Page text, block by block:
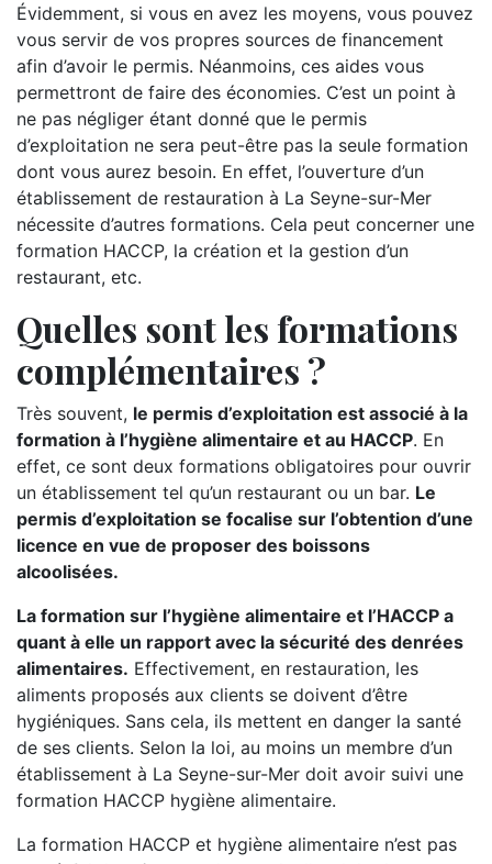
Évidemment, si vous en avez les moyens, vous pouvez
vous servir de vos propres sources de financement
afin d’avoir le permis. Néanmoins, ces aides vous
permettront de faire des économies. C’est un point à
ne pas négliger étant donné que le permis
d’exploitation ne sera peut-être pas la seule formation
dont vous aurez besoin. En effet, l’ouverture d’un
établissement de restauration à La Seyne-sur-Mer
nécessite d’autres formations. Cela peut concerner une
formation HACCP, la création et la gestion d’un
restaurant, etc.
Quelles sont les formations
complémentaires ?
Très souvent, le permis d’exploitation est associé à la
formation à l’hygiène alimentaire et au HACCP. En
effet, ce sont deux formations obligatoires pour ouvrir
un établissement tel qu’un restaurant ou un bar. Le
permis d’exploitation se focalise sur l’obtention d’une
licence en vue de proposer des boissons
alcoolisées.
La formation sur l’hygiène alimentaire et l’HACCP a
quant à elle un rapport avec la sécurité des denrées
alimentaires. Effectivement, en restauration, les
aliments proposés aux clients se doivent d’être
hygiéniques. Sans cela, ils mettent en danger la santé
de ses clients. Selon la loi, au moins un membre d’un
établissement à La Seyne-sur-Mer doit avoir suivi une
formation HACCP hygiène alimentaire.
La formation HACCP et hygiène alimentaire n’est pas